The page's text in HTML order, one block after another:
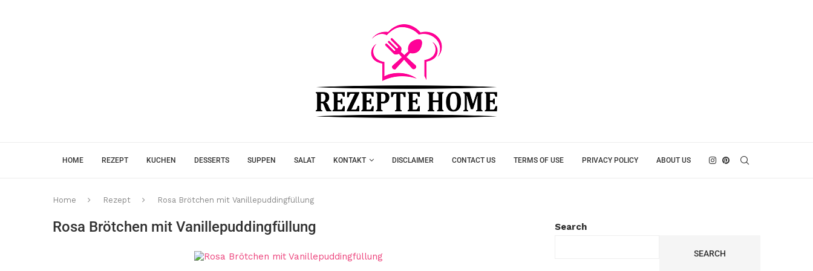
HOME REZEPT KUCHEN DESSERTS SUPPEN SALAT KONTAKT DISCLAIMER CONTACT US TERMS OF USE PRIVACY POLICY ABOUT US
Home Rezept Rosa Brötchen mit Vanillepuddingfüllung
Rosa Brötchen mit Vanillepuddingfüllung Search
SEARCH